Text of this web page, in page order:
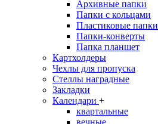
Архивные папки
Папки с кольцами
Пластиковые папки
Папки-конверты
Папка планшет
Картхолдеры
Чехлы для пропуска
Стеллы наградные
Закладки
Календари +
квартальные
вечные